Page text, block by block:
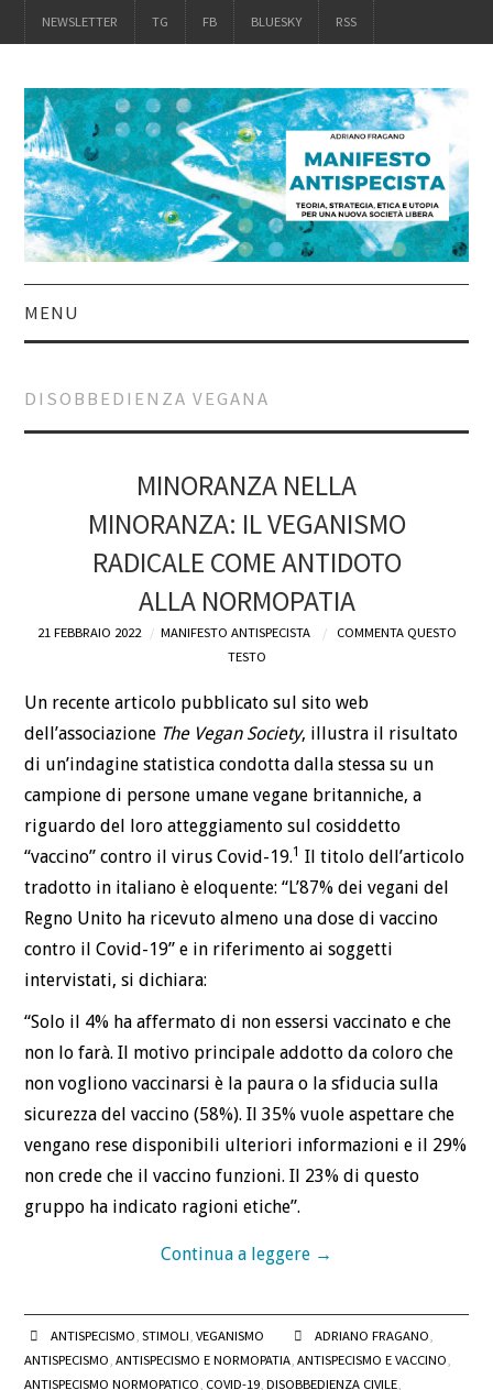
NEWSLETTER TG FB BLUESKY RSS
MENU
ACQUISTALO
DEFINIZIONI
CONTATTI
DISOBBEDIENZA VEGANA
MINORANZA NELLA
MINORANZA: IL VEGANISMO
RADICALE COME ANTIDOTO
ALLA NORMOPATIA
21 FEBBRAIO 2022 MANIFESTO ANTISPECISTA
COMMENTA QUESTO
TESTO
Un recente articolo pubblicato sul sito web
dell’associazione The Vegan Society, illustra il risultato
di un’indagine statistica condotta dalla stessa su un
campione di persone umane vegane britanniche, a
riguardo del loro atteggiamento sul cosiddetto
“vaccino” contro il virus Covid-19.1 Il titolo dell’articolo
tradotto in italiano è eloquente: “L’87% dei vegani del
Regno Unito ha ricevuto almeno una dose di vaccino
contro il Covid-19” e in riferimento ai soggetti
intervistati, si dichiara:
“Solo il 4% ha affermato di non essersi vaccinato e che
non lo farà. Il motivo principale addotto da coloro che
non vogliono vaccinarsi è la paura o la sfiducia sulla
sicurezza del vaccino (58%). Il 35% vuole aspettare che
vengano rese disponibili ulteriori informazioni e il 29%
non crede che il vaccino funzioni. Il 23% di questo
gruppo ha indicato ragioni etiche”.
Continua a leggere →
ANTISPECISMO, STIMOLI, VEGANISMO ADRIANO FRAGANO,
ANTISPECISMO,ANTISPECISMO E NORMOPATIA,ANTISPECISMO E VACCINO,
ANTISPECISMO NORMOPATICO, COVID-19,DISOBBEDIENZA CIVILE,